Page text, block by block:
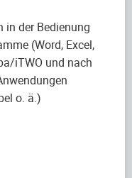
in der Bedienung
(Word, Excel,
iTWO und nach
o. ä.)